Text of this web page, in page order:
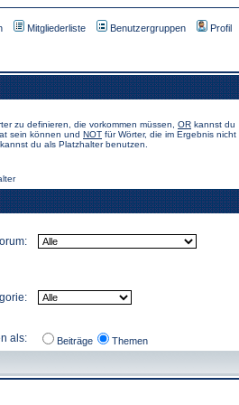
Mitgliederliste Benutzergruppen Profil
zu definieren, die vorkommen müssen, OR kannst du
sein können und NOT für Wörter, die im Ergebnis nicht
du als Platzhalter benutzen.
als: Beiträge Themen